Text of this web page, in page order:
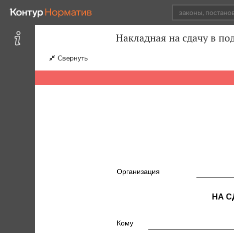
Накладная на сдачу в
Свернуть
Организация
НА
Кому